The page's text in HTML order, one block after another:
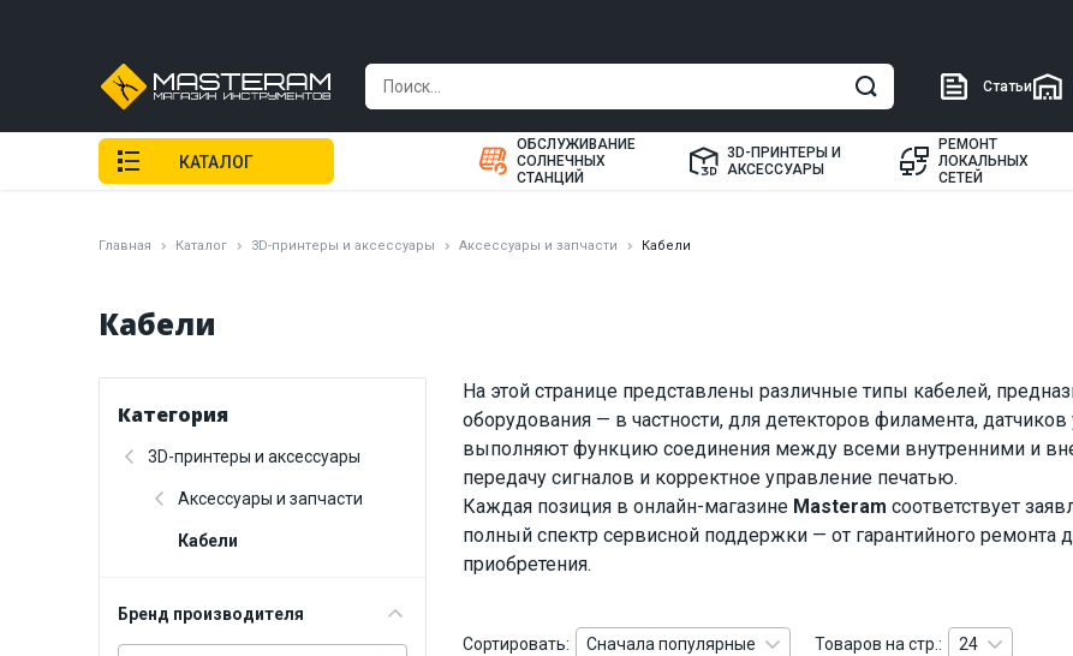
Кабели
Главная Каталог 3D-принтеры и аксессуары Аксессуары и запчасти Кабели
На этой странице представлены различные типы кабелей,
оборудования — в частности, для детекторов филамента,
выполняют функцию соединения между всеми внутренними и
передачу сигналов и корректное управление печатью.
Каждая позиция в онлайн-магазине Masteram соответствует
полный спектр сервисной поддержки — от гарантийного ремонта
приобретения.
Сортировать: Сначала популярные Товаров на стр.: 24
Категория
3D-принтеры и аксессуары
Аксессуары и запчасти
Кабели
Бренд производителя
Статьи
КАТАЛОГ
ОБСЛУЖИВАНИЕ
СОЛНЕЧНЫХ
СТАНЦИЙ
3D-ПРИНТЕРЫ И
АКСЕССУАРЫ
РЕМОНТ
ЛОКАЛЬНЫХ
СЕТЕЙ